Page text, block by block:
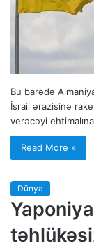
Bu barədə
İsrail ərazisinə
verəcəyi
Read More »
Dünya